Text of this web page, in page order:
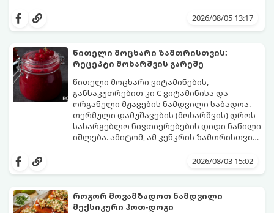
საოცრად დახვეწილ და მაგრილებელ
და მის მომზადებას მინიმალური
პორცია
2026/08/05 13:17
წითელი მოცხარი ზამთრისთვის:
რეცეპტი მოხარშვის გარეშე
წითელი მოცხარი ვიტამინების,
განსაკუთრებით კი C ვიტამინისა და
ორგანული მჟავების ნამდვილი საბადოა.
თერმული დამუშავების (მოხარშვის) დროს
სასარგებლო ნივთიერებების დიდი ნაწილი
იშლება. ამიტომ, ამ კენკრის ზამთრისთვის
მომზადებაა - მოხარშვის გარეშე.
ბუნებრივ, კაშკაშა გემოს, არომატს და
2026/08/03 15:02
როგორ მოვამზადოთ ნამდვილი
მექსიკური ჰოთ-დოგი